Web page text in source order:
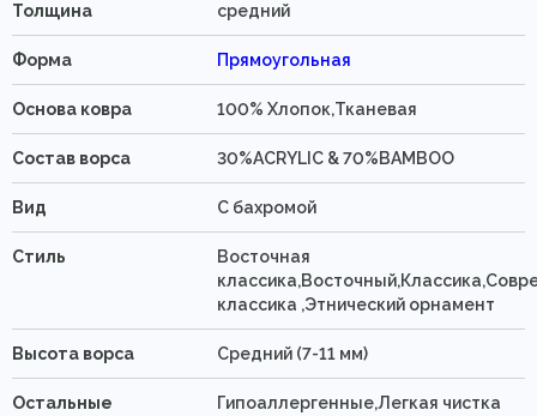
Толщина средний
Форма Прямоугольная
Основа ковра 100% Хлопок,Тканевая
Состав ворса 30%ACRYLIC & 70%BAMBOO
Вид C бахромой
Стиль
Восточная
классика ,Этнический орнамент
Высота ворса Средний (7-11 мм)
Остальные
Гипоаллергенные,Легкая чистка